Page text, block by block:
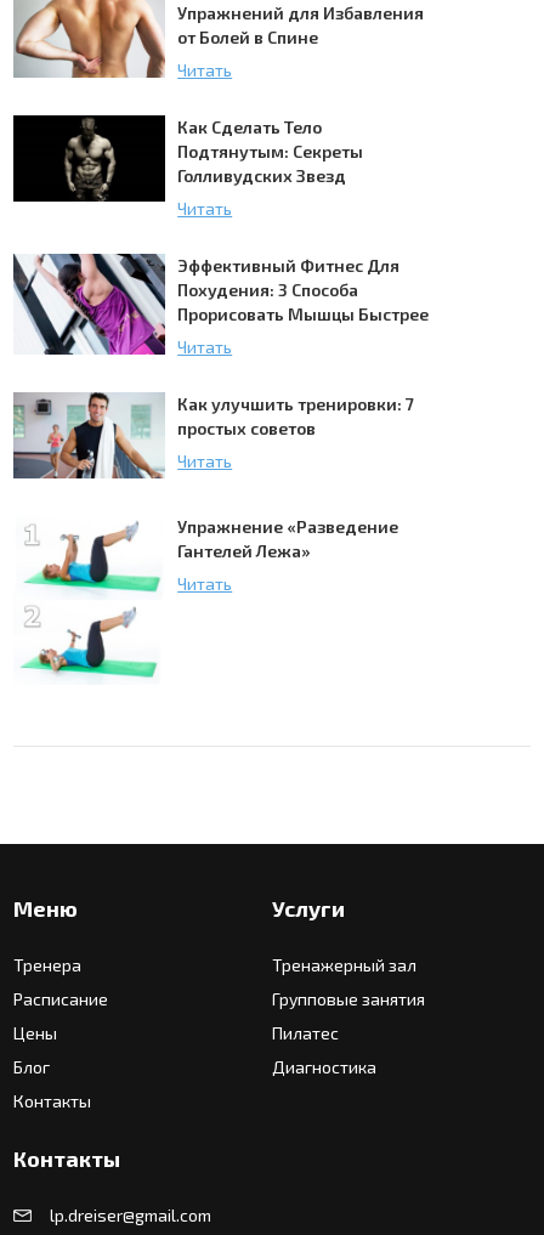
Упражнений для Избавления
от Болей в Спине
Читать
Как Сделать Тело
Подтянутым: Секреты
Голливудских Звезд
Читать
Эффективный Фитнес Для
Похудения: 3 Способа
Прорисовать Мышцы Быстрее
Читать
Как улучшить тренировки: 7
простых советов
Читать
Упражнение «Разведение
Гантелей Лежа»
Читать
Меню
Тренера
Расписание
Цены
Блог
Контакты
Услуги
Тренажерный зал
Групповые занятия
Пилатес
Диагностика
Контакты
lp.dreiser@gmail.com